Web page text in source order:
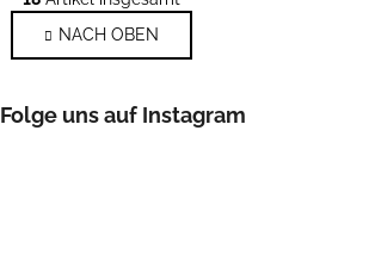
t
e
u
r
i
n
i
r
u
NACH OBEN
Folge uns auf Instagram